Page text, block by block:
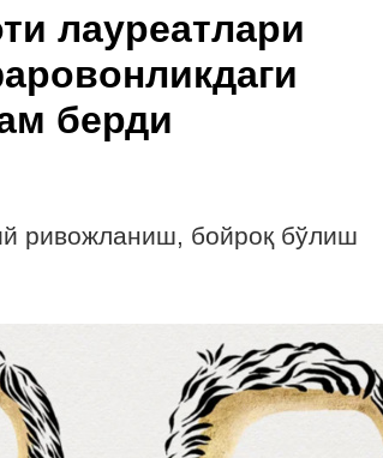
лауреатлари
берди
ривожланиш, бойроқ бўлиш